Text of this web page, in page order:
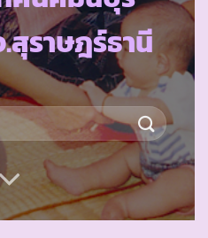
ราษฎร์ธานี